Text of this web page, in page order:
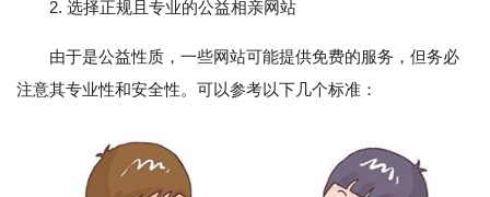
2. 选择正规且专业的公益相亲网站
由于是公益性质，一些网站可能提供免费的服务，但务必
注意其专业性和安全性。可以参考以下几个标准：